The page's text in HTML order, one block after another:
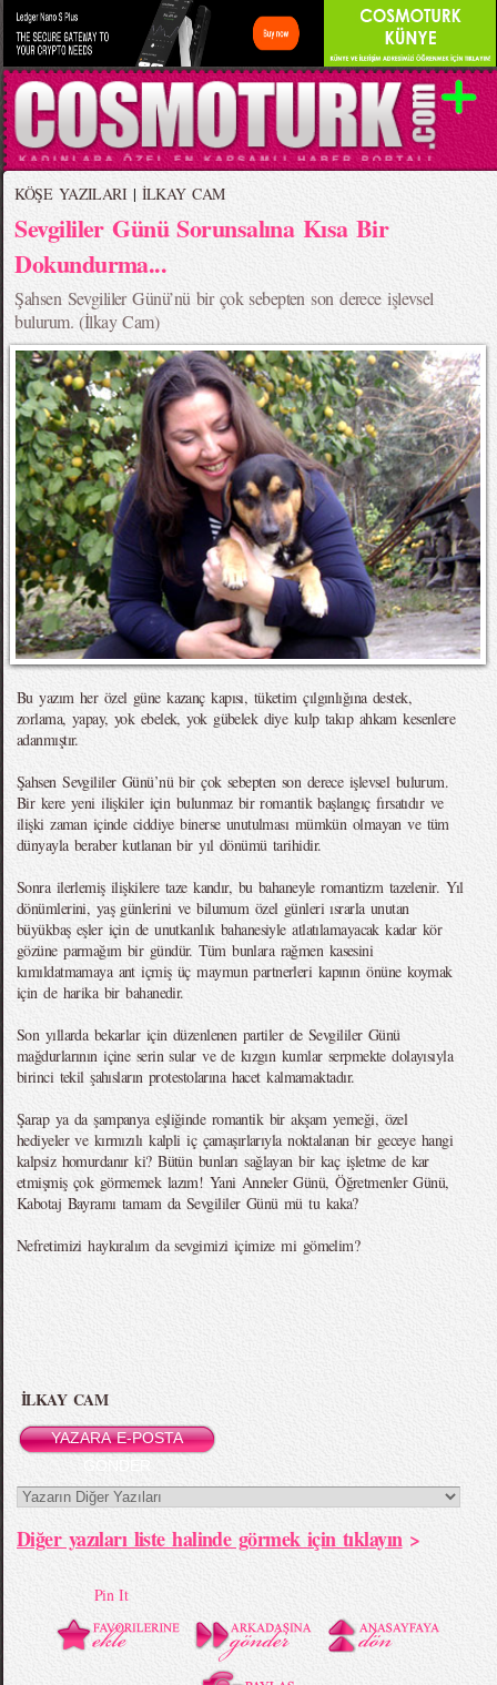
KÖŞE YAZILARI| İLKAY CAM
Sevgililer Günü Sorunsalına Kısa Bir
Dokundurma...
Şahsen Sevgililer Günü’nü bir çok sebepten son derece işlevsel
bulurum. (İlkay Cam)
Bu yazım her özel güne kazanç kapısı, tüketim çılgınlığına destek,
zorlama, yapay, yok ebelek, yok gübelek diye kulp takıp ahkam kesenlere
adanmıştır.
Şahsen Sevgililer Günü’nü bir çok sebepten son derece işlevsel bulurum.
Bir kere yeni ilişkiler için bulunmaz bir romantik başlangıç fırsatıdır ve
ilişki zaman içinde ciddiye binerse unutulması mümkün olmayan ve tüm
dünyayla beraber kutlanan bir yıl dönümü tarihidir.
Sonra ilerlemiş ilişkilere taze kandır, bu bahaneyle romantizm tazelenir. Yıl
dönümlerini, yaş günlerini ve bilumum özel günleri ısrarla unutan
büyükbaş eşler için de unutkanlık bahanesiyle atlatılamayacak kadar kör
gözüne parmağım bir gündür. Tüm bunlara rağmen kasesini
kımıldatmamaya ant içmiş üç maymun partnerleri kapının önüne koymak
için de harika bir bahanedir.
Son yıllarda bekarlar için düzenlenen partiler de Sevgililer Günü
mağdurlarının içine serin sular ve de kızgın kumlar serpmekte dolayısıyla
birinci tekil şahısların protestolarına hacet kalmamaktadır.
Şarap ya da şampanya eşliğinde romantik bir akşam yemeği, özel
hediyeler ve kırmızılı kalpli iç çamaşırlarıyla noktalanan bir geceye hangi
kalpsiz homurdanır ki? Bütün bunları sağlayan bir kaç işletme de kar
etmişmiş çok görmemek lazım! Yani Anneler Günü, Öğretmenler Günü,
Kabotaj Bayramı tamam da Sevgililer Günü mü tu kaka?
Nefretimizi haykıralım da sevgimizi içimize mi gömelim?
İLKAY CAM
YAZARA E-POSTA
Diğer yazıları liste halinde görmek için tıklayın>
Pin It